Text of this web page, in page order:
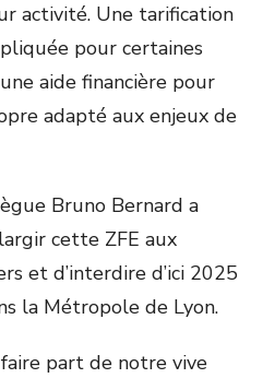
activité. Une tarification
pour certaines
aide financière pour
adapté aux enjeux de
Bruno Bernard a
cette ZFE aux
et d’interdire d’ici 2025
la Métropole de Lyon.
part de notre vive